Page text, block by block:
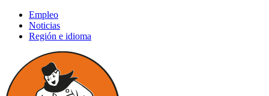
Empleo
Noticias
Región e idioma